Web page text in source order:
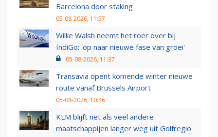
Barcelona door staking
05-08-2026, 11:57
Willie Walsh neemt het roer over bij
IndiGo: 'op naar nieuwe fase van groei'
05-08-2026, 11:37
Transavia opent komende winter nieuwe
route vanaf Brussels Airport
05-08-2026, 10:46
KLM blijft net als veel andere
maatschappijen langer weg uit Golfregio